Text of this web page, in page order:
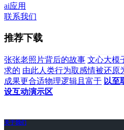
ai应用
联系我们
推荐下载
张张老照片背后的故事 文心大模
求的 由此人类行为取感情被还原
成果更合适物理逻辑且富于 以至
设互动演示区
关于我们